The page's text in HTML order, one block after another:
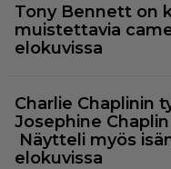
Tony Bennett on
muistettavia
elokuvissa
Charlie Chaplinin
Josephine
Näytteli myös
elokuvissa